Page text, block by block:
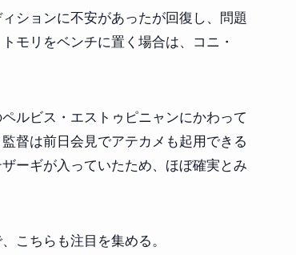
ションに不安があったが回復し、問題
モリをベンチに置く場合は、コニ・
ルビス・エストゥピニャンにかわって
督は前日会見でアテカメも起用できる
ーギが入っていたため、ほぼ確実とみ
こちらも注目を集める。